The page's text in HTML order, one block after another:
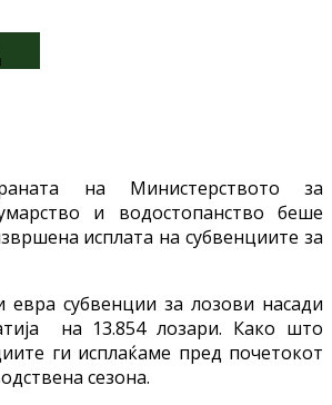
на Министерството за
и водостопанство беше
исплата на субвенциите за
субвенции за лозови насади
на 13.854 лозари. Како што
ги исплаќаме пред почетокот
сезона.